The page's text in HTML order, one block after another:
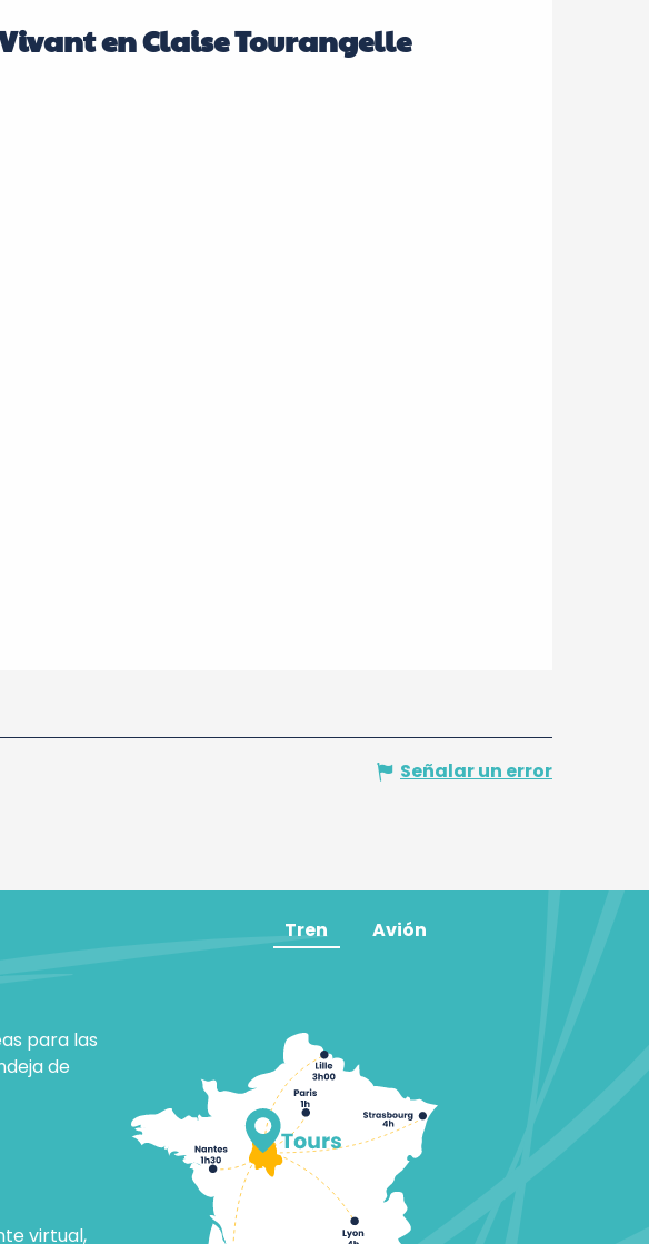
en Claise Tourangelle
Señalar un error
para las
de
virtual,
Tren Avión